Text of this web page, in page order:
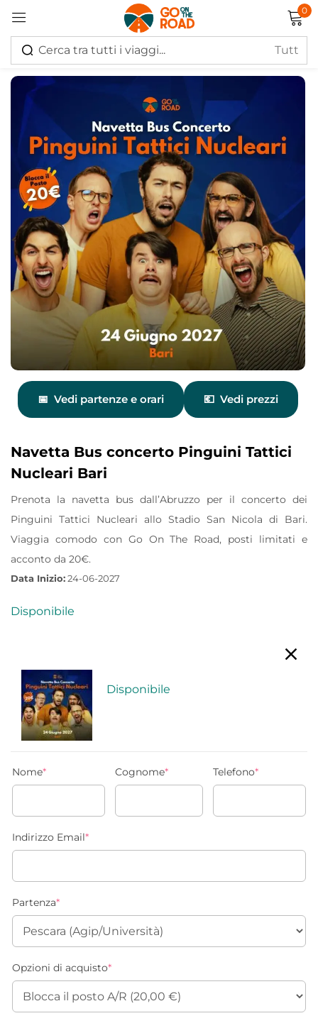
0
Vedi partenze e orari Vedi prezzi
Navetta Bus concerto Pinguini Tattici
Nucleari Bari
Prenota la navetta bus dall’Abruzzo per il concerto dei
Pinguini Tattici Nucleari allo Stadio San Nicola di Bari.
Viaggia comodo con Go On The Road, posti limitati e
acconto da 20€.
Data Inizio: 24-06-2027
Disponibile
Disponibile
Nome* Cognome* Telefono*
Indirizzo Email*
Partenza*
Opzioni di acquisto*
Accedi
Ricordati di me Hai perso la password?
Log in
Creare un account